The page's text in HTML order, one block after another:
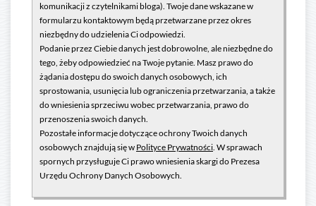
komunikacji z czytelnikami bloga). Twoje dane wskazane w
formularzu kontaktowym będą przetwarzane przez okres
niezbędny do udzielenia Ci odpowiedzi.
Podanie przez Ciebie danych jest dobrowolne, ale niezbędne do
tego, żeby odpowiedzieć na Twoje pytanie. Masz prawo do
żądania dostępu do swoich danych osobowych, ich
sprostowania, usunięcia lub ograniczenia przetwarzania, a także
do wniesienia sprzeciwu wobec przetwarzania, prawo do
przenoszenia swoich danych.
Pozostałe informacje dotyczące ochrony Twoich danych
osobowych znajdują się w Polityce Prywatności. W sprawach
spornych przysługuje Ci prawo wniesienia skargi do Prezesa
Urzędu Ochrony Danych Osobowych.